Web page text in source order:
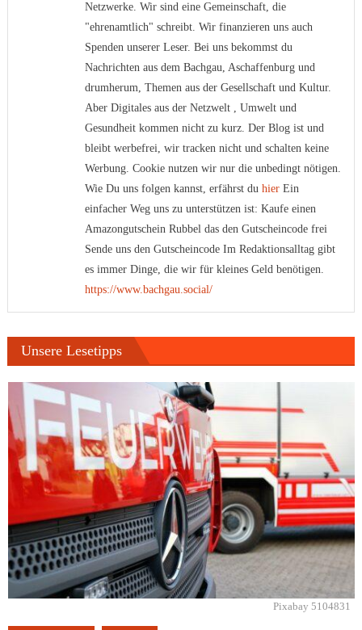
Netzwerke. Wir sind eine Gemeinschaft, die
"ehrenamtlich" schreibt. Wir finanzieren uns auch
Spenden unserer Leser. Bei uns bekommst du
Nachrichten aus dem Bachgau, Aschaffenburg und
drumherum, Themen aus der Gesellschaft und Kultur.
Aber Digitales aus der Netzwelt , Umwelt und
Gesundheit kommen nicht zu kurz. Der Blog ist und
bleibt werbefrei, wir tracken nicht und schalten keine
Werbung. Cookie nutzen wir nur die unbedingt nötigen.
Wie Du uns folgen kannst, erfährst du hierEin
einfacher Weg uns zu unterstützen ist: Kaufe einen
Amazongutschein Rubbel das den Gutscheincode frei
Sende uns den Gutscheincode Im Redaktionsalltag gibt
es immer Dinge, die wir für kleines Geld benötigen.
https://www.bachgau.social/
Unsere Lesetipps
Pixabay 5104831